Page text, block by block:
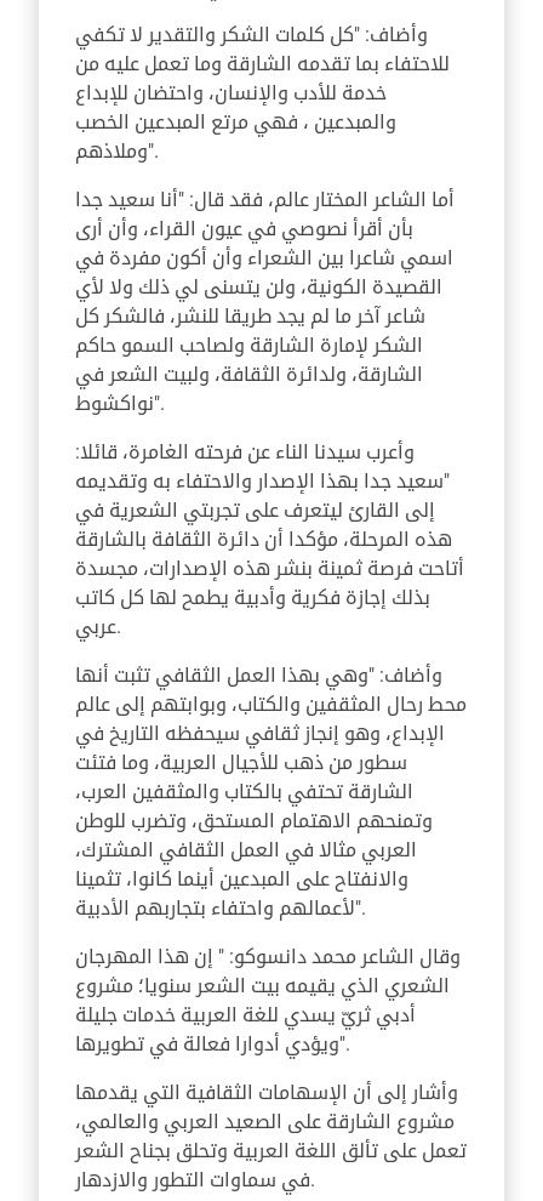
وأضاف: "كل كلمات الشكر والتقدير لا تكفي
للاحتفاء بما تقدمه الشارقة وما تعمل عليه من
خدمة للأدب والإنسان، واحتضان للإبداع
والمبدعين ، فهي مرتع المبدعين الخصب
وملاذهم".
أما الشاعر المختار عالم، فقد قال: "أنا سعيد جدا
بأن أقرأ نصوصي في عيون القراء، وأن أرى
اسمي شاعرا بين الشعراء وأن أكون مفردة في
القصيدة الكونية، ولن يتسنى لي ذلك ولا لأي
شاعر آخر ما لم يجد طريقا للنشر، فالشكر كل
الشكر لإمارة الشارقة ولصاحب السمو حاكم
الشارقة، ولدائرة الثقافة، ولبيت الشعر في
نواكشوط".
وأعرب سيدنا الناء عن فرحته الغامرة، قائلا:
"سعيد جدا بهذا الإصدار والاحتفاء به وتقديمه
إلى القارئ ليتعرف على تجربتي الشعرية في
هذه المرحلة، مؤكدا أن دائرة الثقافة بالشارقة
أتاحت فرصة ثمينة بنشر هذه الإصدارات، مجسدة
بذلك إجازة فكرية وأدبية يطمح لها كل كاتب
عربي.
وأضاف: "وهي بهذا العمل الثقافي تثبت أنها
محط رحال المثقفين والكتاب، وبوابتهم إلى عالم
الإبداع، وهو إنجاز ثقافي سيحفظه التاريخ في
سطور من ذهب للأجيال العربية، وما فتئت
الشارقة تحتفي بالكتاب والمثقفين العرب،
وتمنحهم الاهتمام المستحق، وتضرب للوطن
العربي مثالا في العمل الثقافي المشترك،
والانفتاح على المبدعين أينما كانوا، تثمينا
لأعمالهم واحتفاء بتجاربهم الأدبية".
وقال الشاعر محمد دانسوكو: " إن هذا المهرجان
الشعري الذي يقيمه بيت الشعر سنويا؛ مشروع
أدبي ثريّ يسدي للغة العربية خدمات جليلة
ويؤدي أدوارا فعالة في تطويرها".
وأشار إلى أن الإسهامات الثقافية التي يقدمها
مشروع الشارقة على الصعيد العربي والعالمي،
تعمل على تألق اللغة العربية وتحلق بجناح الشعر
في سماوات التطور والازدهار.